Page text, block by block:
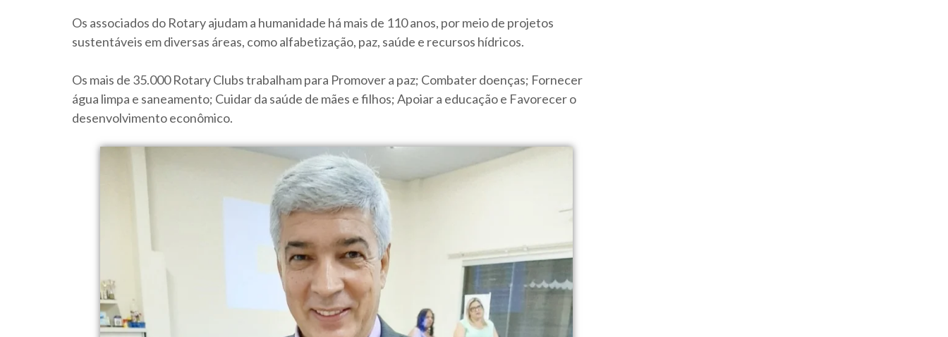
Os associados do Rotary ajudam a humanidade há mais de 110 anos, por meio de projetos
sustentáveis em diversas áreas, como alfabetização, paz, saúde e recursos hídricos.
Os mais de 35.000 Rotary Clubs trabalham para Promover a paz; Combater doenças; Fornecer
água limpa e saneamento; Cuidar da saúde de mães e filhos; Apoiar a educação e Favorecer o
desenvolvimento econômico.